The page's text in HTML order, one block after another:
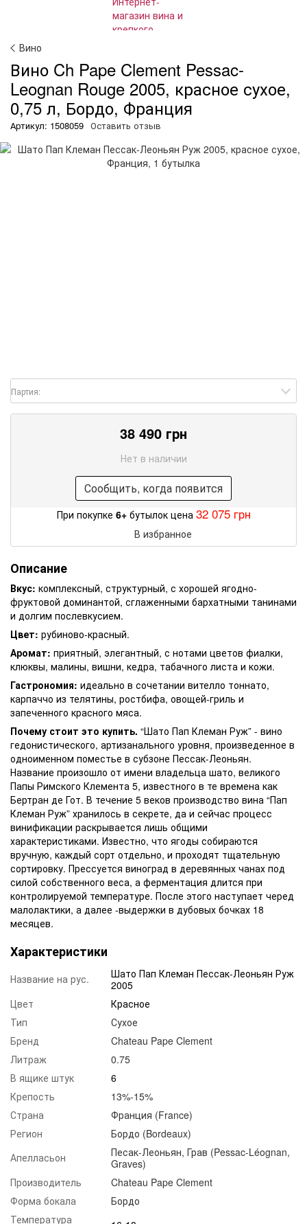
Вино
Вино Ch Pape Clement Pessac-
Leognan Rouge 2005, красное сухое,
0,75 л, Бордо, Франция
Артикул: 1508059 Оставить отзыв
Партия:
38 490 грн
Нет в наличии
Сообщить, когда появится
При покупке 6+бутылок цена 32 075 грн
В избранное
Описание
Вкус: комплексный, структурный, с хорошей ягодно-
фруктовой доминантой, сглаженными бархатными танинами
и долгим послевкусием.
Цвет: рубиново-красный.
Аромат: приятный, элегантный, с нотами цветов фиалки,
клюквы, малины, вишни, кедра, табачного листа и кожи.
Гастрономия: идеально в сочетании вителло тоннато,
карпаччо из телятины, ростбифа, овощей-гриль и
запеченного красного мяса.
Почему стоит это купить. “Шато Пап Клеман Руж” - вино
гедонистического, артизанального уровня, произведенное в
одноименном поместье в субзоне Пессак-Леоньян.
Название произошло от имени владельца шато, великого
Папы Римского Клемента 5, известного в те времена как
Бертран де Гот. В течение 5 веков производство вина “Пап
Клеман Руж” хранилось в секрете, да и сейчас процесс
винификации раскрывается лишь общими
характеристиками. Известно, что ягоды собираются
вручную, каждый сорт отдельно, и проходят тщательную
сортировку. Прессуется виноград в деревянных чанах под
силой собственного веса, а ферментация длится при
контролируемой температуре. После этого наступает черед
малолактики, а далее -выдержки в дубовых бочках 18
месяцев.
Характеристики
Название на рус.
Шато Пап Клеман Пессак-Леоньян Руж
2005
Цвет
Красное
Тип
Сухое
Бренд
Chateau Pape Clement
Литраж
0.75
В ящике штук
6
Крепость
13%-15%
Страна
Франция (France)
Регион
Бордо (Bordeaux)
Апелласьон
Песак-Леоньян, Грав (Pessac-Léognan,
Graves)
Производитель
Chateau Pape Clement
Форма бокала
Бордо
Температура